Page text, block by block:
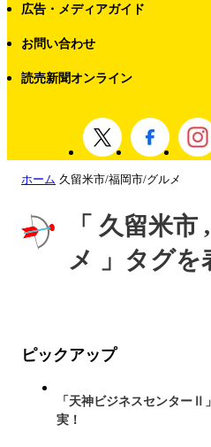
広告・メディアガイド
お問い合わせ
読売新聞オンライン
ホーム 久留米市/福岡市/グルメ
「 久留米
メ 」タグを
ピックアップ
「天神ビジネスセンター
実！